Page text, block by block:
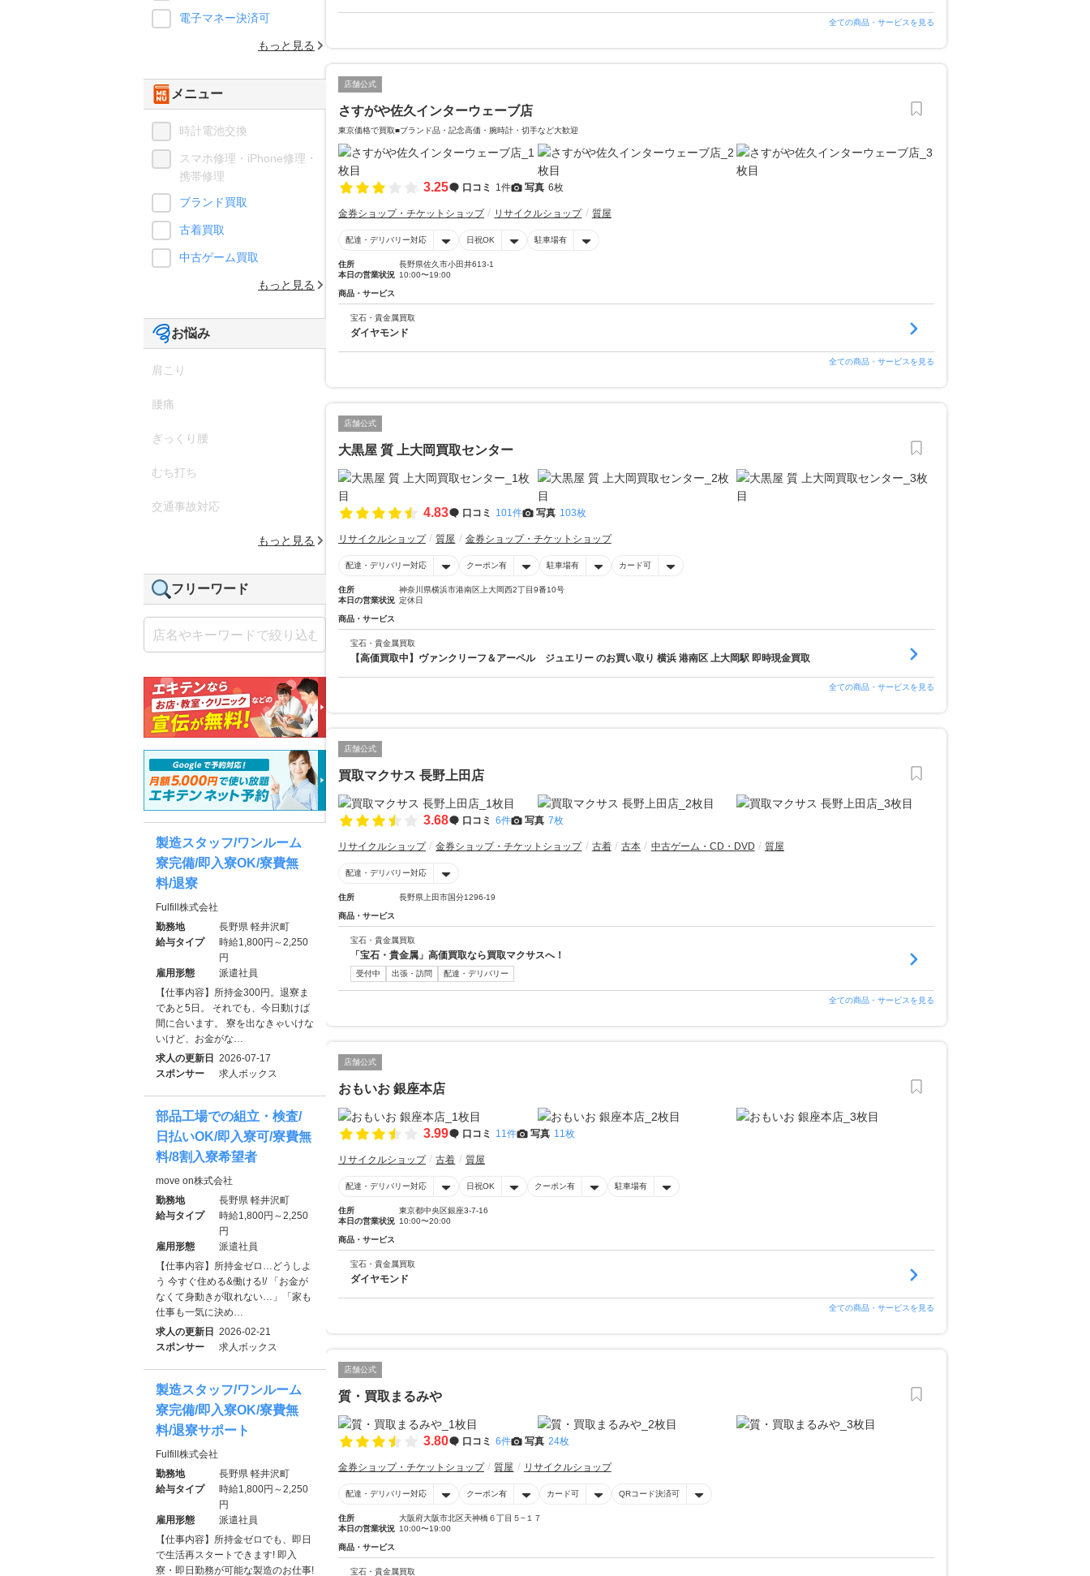
全ての商品・サービスを見る
店舗公式
さすがや佐久インターウェーブ店
東京価格で買取■ブランド品・記念高価・腕時計・切手など大歓迎
3.25 口コミ 1件 写真 6枚
金券ショップ・チケットショップ リサイクルショップ 質屋
配達・デリバリー対応 日祝OK 駐車場有
住所
長野県佐久市小田井613-1
本日の営業状況 10:00〜19:00
商品・サービス
宝石・貴金属買取
ダイヤモンド
全ての商品・サービスを見る
店舗公式
大黒屋 質 上大岡買取センター
4.83 口コミ 101件 写真 103枚
リサイクルショップ 質屋 金券ショップ・チケットショップ
配達・デリバリー対応 クーポン有 駐車場有 カード可
住所
神奈川県横浜市港南区上大岡西2丁目9番10号
本日の営業状況 定休日
商品・サービス
宝石・貴金属買取
【高価買取中】ヴァンクリーフ＆アーペル ジュエリー のお買い取り 横浜 港南区 上大岡駅 即時現金買取
全ての商品・サービスを見る
店舗公式
買取マクサス 長野上田店
3.68 口コミ 6件 写真 7枚
リサイクルショップ 金券ショップ・チケットショップ 古着 古本 中古ゲーム・CD・DVD 質屋
配達・デリバリー対応
住所 長野県上田市国分1296-19
商品・サービス
宝石・貴金属買取
「宝石・貴金属」高価買取なら買取マクサスへ！
受付中 出張・訪問 配達・デリバリー
全ての商品・サービスを見る
店舗公式
おもいお 銀座本店
3.99 口コミ 11件 写真 11枚
リサイクルショップ 古着 質屋
配達・デリバリー対応 日祝OK クーポン有 駐車場有
住所
東京都中央区銀座3-7-16
本日の営業状況 10:00〜20:00
商品・サービス
宝石・貴金属買取
ダイヤモンド
全ての商品・サービスを見る
店舗公式
質・買取まるみや
3.80 口コミ 6件 写真 24枚
金券ショップ・チケットショップ 質屋 リサイクルショップ
配達・デリバリー対応 クーポン有 カード可 QRコード決済可
住所
大阪府大阪市北区天神橋６丁目５−１７
本日の営業状況 10:00〜19:00
商品・サービス
宝石・貴金属買取
電子マネー決済可
もっと見る
メニュー
時計電池交換
スマホ修理・iPhone修理・
携帯修理
ブランド買取
古着買取
中古ゲーム買取
もっと見る
お悩み
肩こり
腰痛
ぎっくり腰
むち打ち
交通事故対応
もっと見る
フリーワード
製造スタッフ/ワンルーム
寮完備/即入寮OK/寮費無
料/退寮
Fulfill株式会社
勤務地
長野県 軽井沢町
給与タイプ
時給1,800円～2,250
円
雇用形態
派遣社員
【仕事内容】所持金300円。退寮ま
であと5日。 それでも、今日動けば
間に合います。 寮を出なきゃいけな
いけど、お金がな…
求人の更新日
2026-07-17
スポンサー
求人ボックス
部品工場での組立・検査/
日払いOK/即入寮可/寮費無
料/8割入寮希望者
move on株式会社
勤務地
長野県 軽井沢町
給与タイプ
時給1,800円～2,250
円
雇用形態
派遣社員
【仕事内容】所持金ゼロ…どうしよ
う 今すぐ住める&働ける!/ 「お金が
なくて身動きが取れない…」「家も
仕事も一気に決め…
求人の更新日
2026-02-21
スポンサー
求人ボックス
製造スタッフ/ワンルーム
寮完備/即入寮OK/寮費無
料/退寮サポート
Fulfill株式会社
勤務地
長野県 軽井沢町
給与タイプ
時給1,800円～2,250
円
雇用形態
派遣社員
【仕事内容】所持金ゼロでも、即日
で生活再スタートできます! 即入
寮・即日勤務が可能な製造のお仕事!